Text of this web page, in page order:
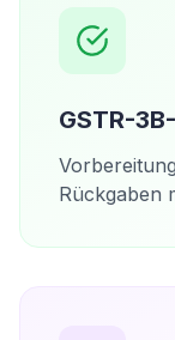
GSTR-
Rückgaben